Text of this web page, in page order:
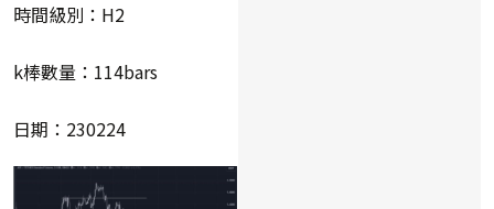
時間級別：H2
k棒數量：114bars
日期：230224